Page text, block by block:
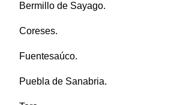
Bermillo de Sayago.
Coreses.
Fuentesaúco.
Puebla de Sanabria.